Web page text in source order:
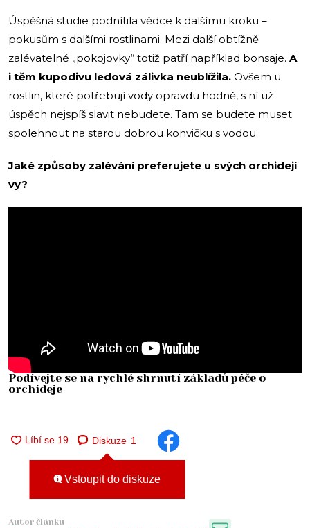
Úspěšná studie podnítila vědce k dalšímu kroku –
pokusům s dalšími rostlinami. Mezi další obtížně
zalévatelné „pokojovky“ totiž patří například bonsaje. A
i těm kupodivu ledová zálivka neublížila. Ovšem u
rostlin, které potřebují vody opravdu hodně, s ní už
úspěch nejspíš slavit nebudete. Tam se budete muset
spolehnout na starou dobrou konvičku s vodou.
Jaké způsoby zalévání preferujete u svých orchidejí
vy?
Podívejte se na rychlé shrnutí základů péče o
orchideje
Diskuze 1
Vstoupit do diskuze
Autor článku